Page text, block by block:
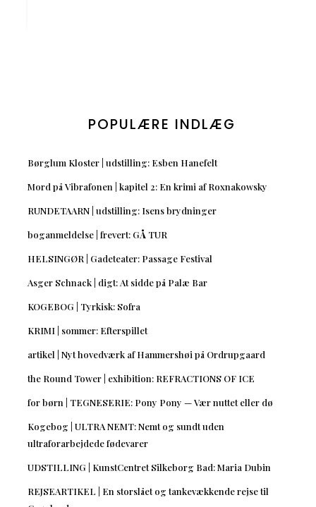
POPULÆRE INDLÆG
Børglum Kloster | udstilling: Esben Hanefelt
Mord på Vibrafonen | kapitel 2: En krimi af Roxnakowsky
RUNDETAARN | udstilling: Isens brydninger
boganmeldelse | frevert: GÅ TUR
HELSINGØR | Gadeteater: Passage Festival
Asger Schnack | digt: At sidde på Palæ Bar
KOGEBOG | Tyrkisk: Sofra
KRIMI | sommer: Efterspillet
artikel | Nyt hovedværk af Hammershøi på Ordrupgaard
the Round Tower | exhibition: REFRACTIONS OF ICE
for børn | TEGNESERIE: Pony Pony — Vær nuttet eller dø
Kogebog | ULTRA NEMT: Nemt og sundt uden
ultraforarbejdede fødevarer
UDSTILLING | KunstCentret Silkeborg Bad: Maria Dubin
REJSEARTIKEL | En storslået og tankevækkende rejse til